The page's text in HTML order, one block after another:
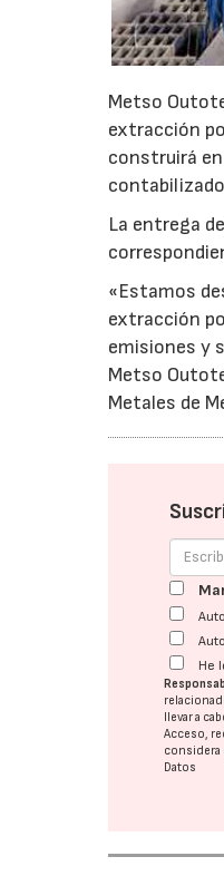
Metso
extracción
construirá
La entrega
«Estamos
extracción
emisiones y
Metso
Metales de
He
llevar a
Acceso,
considera
Datos